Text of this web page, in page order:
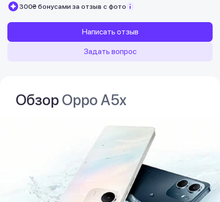
300₴ бонусами за отзыв с фото
Написать отзыв
Задать вопрос
ОбзорOppo A5x